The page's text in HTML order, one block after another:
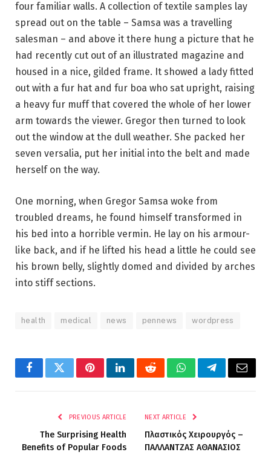
four familiar walls. A collection of textile samples lay
spread out on the table – Samsa was a travelling
salesman – and above it there hung a picture that he
had recently cut out of an illustrated magazine and
housed in a nice, gilded frame. It showed a lady fitted
out with a fur hat and fur boa who sat upright, raising
a heavy fur muff that covered the whole of her lower
arm towards the viewer. Gregor then turned to look
out the window at the dull weather. She packed her
seven versalia, put her initial into the belt and made
herself on the way.
One morning, when Gregor Samsa woke from
troubled dreams, he found himself transformed in
his bed into a horrible vermin. He lay on his armour-
like back, and if he lifted his head a little he could see
his brown belly, slightly domed and divided by arches
into stiff sections.
health medical news pennews wordpress
FacebookTwitterPinterestLinkedInRedditWhatsAppTelegramEmail
PREVIOUS ARTICLE
The Surprising Health
Benefits of Popular Foods
NEXT ARTICLE
Πλαστικός Χειρουργός –
ΠΑΛΛΑΝΤΖΑΣ ΑΘΑΝΑΣΙΟΣ